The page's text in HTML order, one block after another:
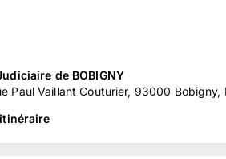
de BOBIGNY
Paul Vaillant Couturier, 93000 Bobigny,